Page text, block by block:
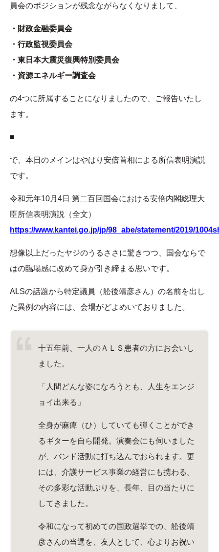
員会のポジションが残念ながらなくなりまして、
・財政金融委員会
・行政監視委員会
・東日本大震災復興特別委員会
・資源エネルギー調査会
の4つに所属することになりましたので、ご報告いたし
ます。
■
で、本日のメインはやはり安倍首相による所信表明演説
です。
令和元年10月4日 第二百回国会における安倍内閣総理大
臣所信表明演説（全文）
https://www.kantei.go.jp/jp/98_abe/statement/2019/
想像以上だったヤジのうるささに驚きつつ、国会ならで
はの臨場感に改めて身が引き締まる思いです。
ALSの話題から特定議員（舩後靖彦さん）の名前を出し
た異例の内容には、会場がどよめいておりました。
十五年前、一人のＡＬＳ患者の方にお会いし
ました。
「人間どんな姿になろうとも、人生をエンジ
ョイ出来る」
全身が麻痺（ひ）していても弾くことができ
るギターを自ら開発。演奏会にも伺いました
が、バンド活動に打ち込んでおられます。更
には、介護サービス事業の経営にも携わる。
その多彩な活動ぶりを、長年、目の当たりに
してきました。
令和になって初めての国政選挙での、舩後靖
彦さんの当選を、友人として、心よりお祝い